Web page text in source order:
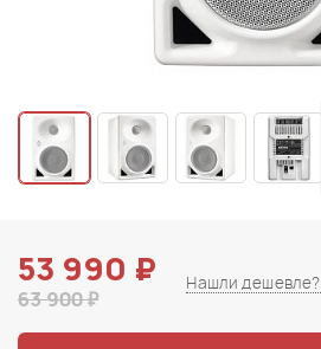
53 990 ₽
63 900 ₽
Нашли дешевле?